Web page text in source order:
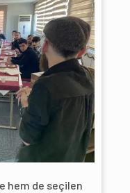
hem de seçilen